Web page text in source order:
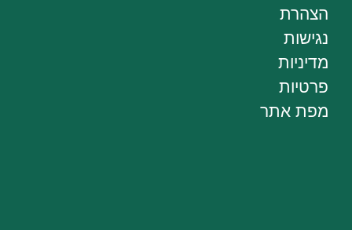
הצהרת
נגישות
מדיניות
פרטיות
מפת אתר